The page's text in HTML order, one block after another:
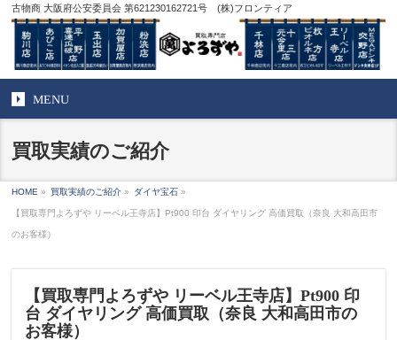
古物商 大阪府公安委員会 第621230162721号 (株)フロンティア
MENU
買取実績のご紹介
HOME » 買取実績のご紹介 » ダイヤ宝石 »
【買取専門よろずや リーベル王寺店】Pt900 印台 ダイヤリング 高価買取（奈良 大和高田市
のお客様）
【買取専門よろずや リーベル王寺店】Pt900 印
台 ダイヤリング 高価買取（奈良 大和高田市の
お客様）